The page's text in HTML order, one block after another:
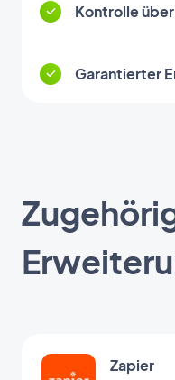
Kontrolle
Garantierter
Zapier